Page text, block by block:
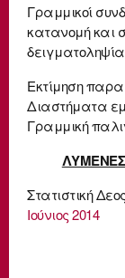
Γραμμικοί
κατανομή και
Εκτίμηση
Διαστήματα
Γραμμική
Στατιστική
Ιούνιος 2014